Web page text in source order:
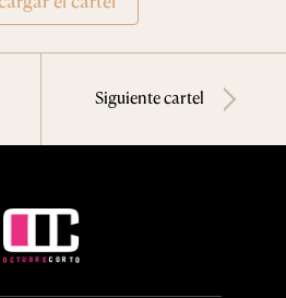
Siguiente cartel